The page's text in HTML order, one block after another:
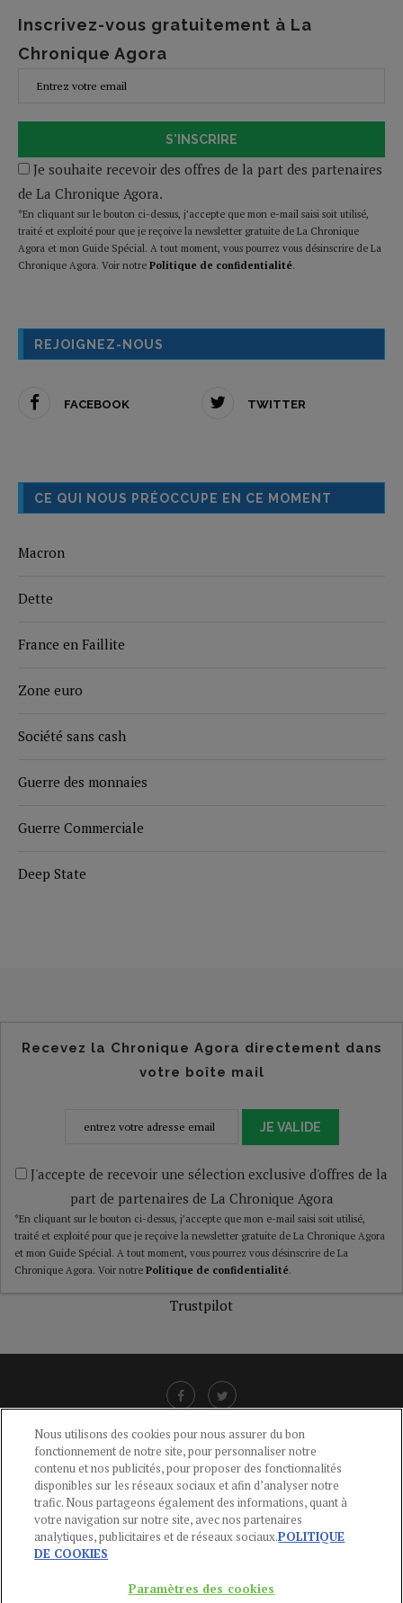
Inscrivez-vous gratuitement à La
Chronique Agora
S'INSCRIRE
Je souhaite recevoir des offres de la part des partenaires
de La Chronique Agora.
*En cliquant sur le bouton ci-dessus, j’accepte que mon e-mail saisi soit utilisé,
traité et exploité pour que je reçoive la newsletter gratuite de La Chronique
Agora et mon Guide Spécial. A tout moment, vous pourrez vous désinscrire de La
Chronique Agora. Voir notre Politique de confidentialité.
REJOIGNEZ-NOUS
FACEBOOK TWITTER
CE QUI NOUS PRÉOCCUPE EN CE MOMENT
Macron
Dette
France en Faillite
Zone euro
Société sans cash
Guerre des monnaies
Guerre Commerciale
Deep State
Recevez la Chronique Agora directement dans
votre boîte mail
JE VALIDE
J'accepte de recevoir une sélection exclusive d'offres de la
part de partenaires de La Chronique Agora
*En cliquant sur le bouton ci-dessus, j’accepte que mon e-mail saisi soit utilisé,
traité et exploité pour que je reçoive la newsletter gratuite de La Chronique Agora
et mon Guide Spécial. A tout moment, vous pourrez vous désinscrire de La
Chronique Agora. Voir notre Politique de confidentialité.
Trustpilot
CGU-POLITIQUE DE CONFIDENTIALITÉ -POLITIQUE DES COOKIES
MENTIONS LÉGALES -AIDE
CONTACT
01 44 59 91 11
Du Lundi au Vendredi, 9h-13h et 14h-17h
Nous utilisons des cookies pour nous assurer du bon
fonctionnement de notre site, pour personnaliser notre
contenu et nos publicités, pour proposer des fonctionnalités
disponibles sur les réseaux sociaux et afin d’analyser notre
trafic. Nous partageons également des informations, quant à
votre navigation sur notre site, avec nos partenaires
analytiques, publicitaires et de réseaux sociaux.POLITIQUE
DE COOKIES
Paramètres des cookies